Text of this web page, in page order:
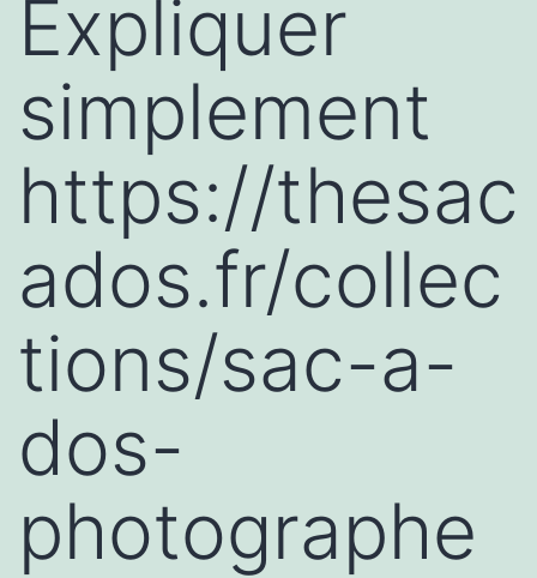
Expliquer
simplement
https://thesac
ados.fr/collec
tions/sac-a-
dos-
photographe